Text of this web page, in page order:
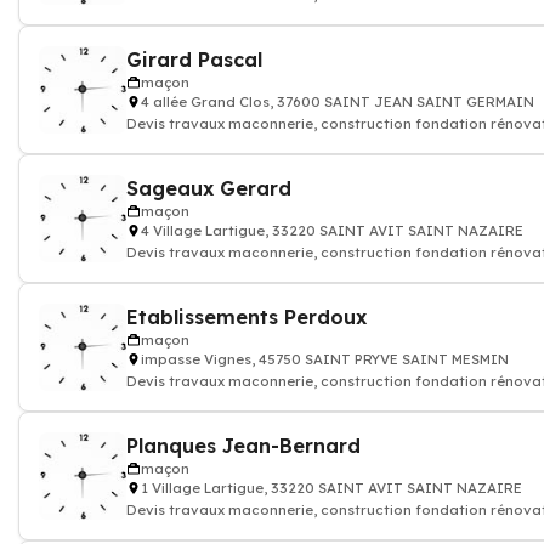
Girard Pascal
maçon
4 allée Grand Clos, 37600 SAINT JEAN SAINT GERMAIN
Devis travaux maconnerie, construction fondation
Sageaux Gerard
maçon
4 Village Lartigue, 33220 SAINT AVIT SAINT NAZAIRE
Devis travaux maconnerie, construction fondation
Etablissements Perdoux
maçon
impasse Vignes, 45750 SAINT PRYVE SAINT MESMIN
Devis travaux maconnerie, construction fondation
Planques Jean-Bernard
maçon
1 Village Lartigue, 33220 SAINT AVIT SAINT NAZAIRE
Devis travaux maconnerie, construction fondation